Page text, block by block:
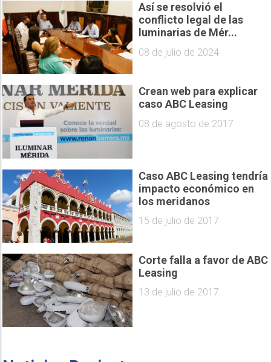
Así se resolvió el
conflicto legal de las
luminarias de Mér...
08 de julio de 2024
Crean web para explicar
caso ABC Leasing
08 de agosto de 2017
Caso ABC Leasing tendría
impacto económico en
los meridanos
15 de julio de 2017
Corte falla a favor de ABC
Leasing
13 de julio de 2017